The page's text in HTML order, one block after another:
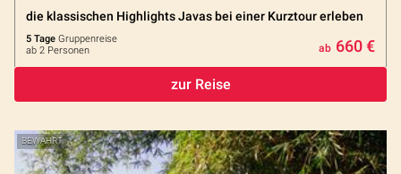
die klassischen Highlights Javas bei einer Kurztour erleben
5 Tage Gruppenreise
ab 2 Personen
ab 660 €
zur Reise
BEWÄHRT